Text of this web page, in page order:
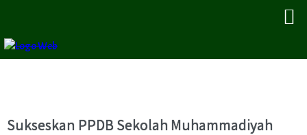
Sukseskan PPDB Sekolah Muhammadiyah